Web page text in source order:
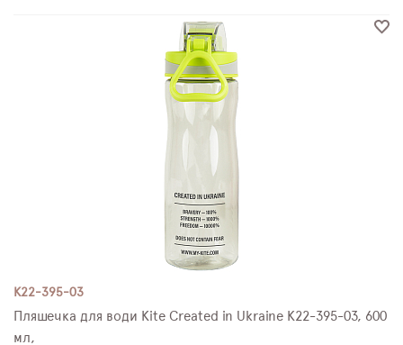
K22-395-03
Пляшечка для води Kite Created in Ukraine K22-395-03, 600
мл,